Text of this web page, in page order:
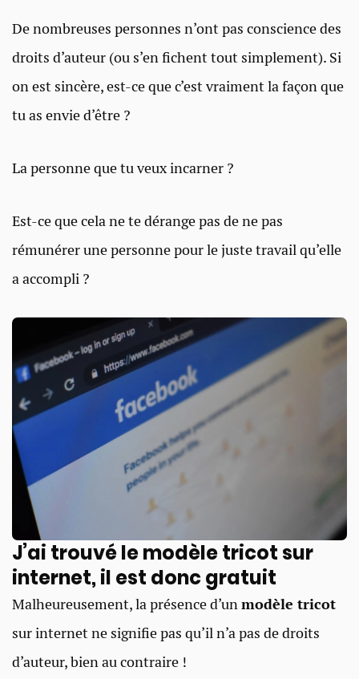
De nombreuses personnes n’ont pas conscience des
droits d’auteur (ou s’en fichent tout simplement). Si
on est sincère, est-ce que c’est vraiment la façon que
tu as envie d’être ?
La personne que tu veux incarner ?
Est-ce que cela ne te dérange pas de ne pas
rémunérer une personne pour le juste travail qu’elle
a accompli ?
J’ai trouvé le modèle tricot sur
internet, il est donc gratuit
Malheureusement, la présence d’unmodèle tricot
sur internet ne signifie pas qu’il n’a pas de droits
d’auteur, bien au contraire !